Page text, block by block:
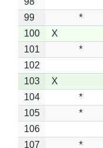
99
*
100
X
101
*
102
103
X
104
*
105
*
106
107
*